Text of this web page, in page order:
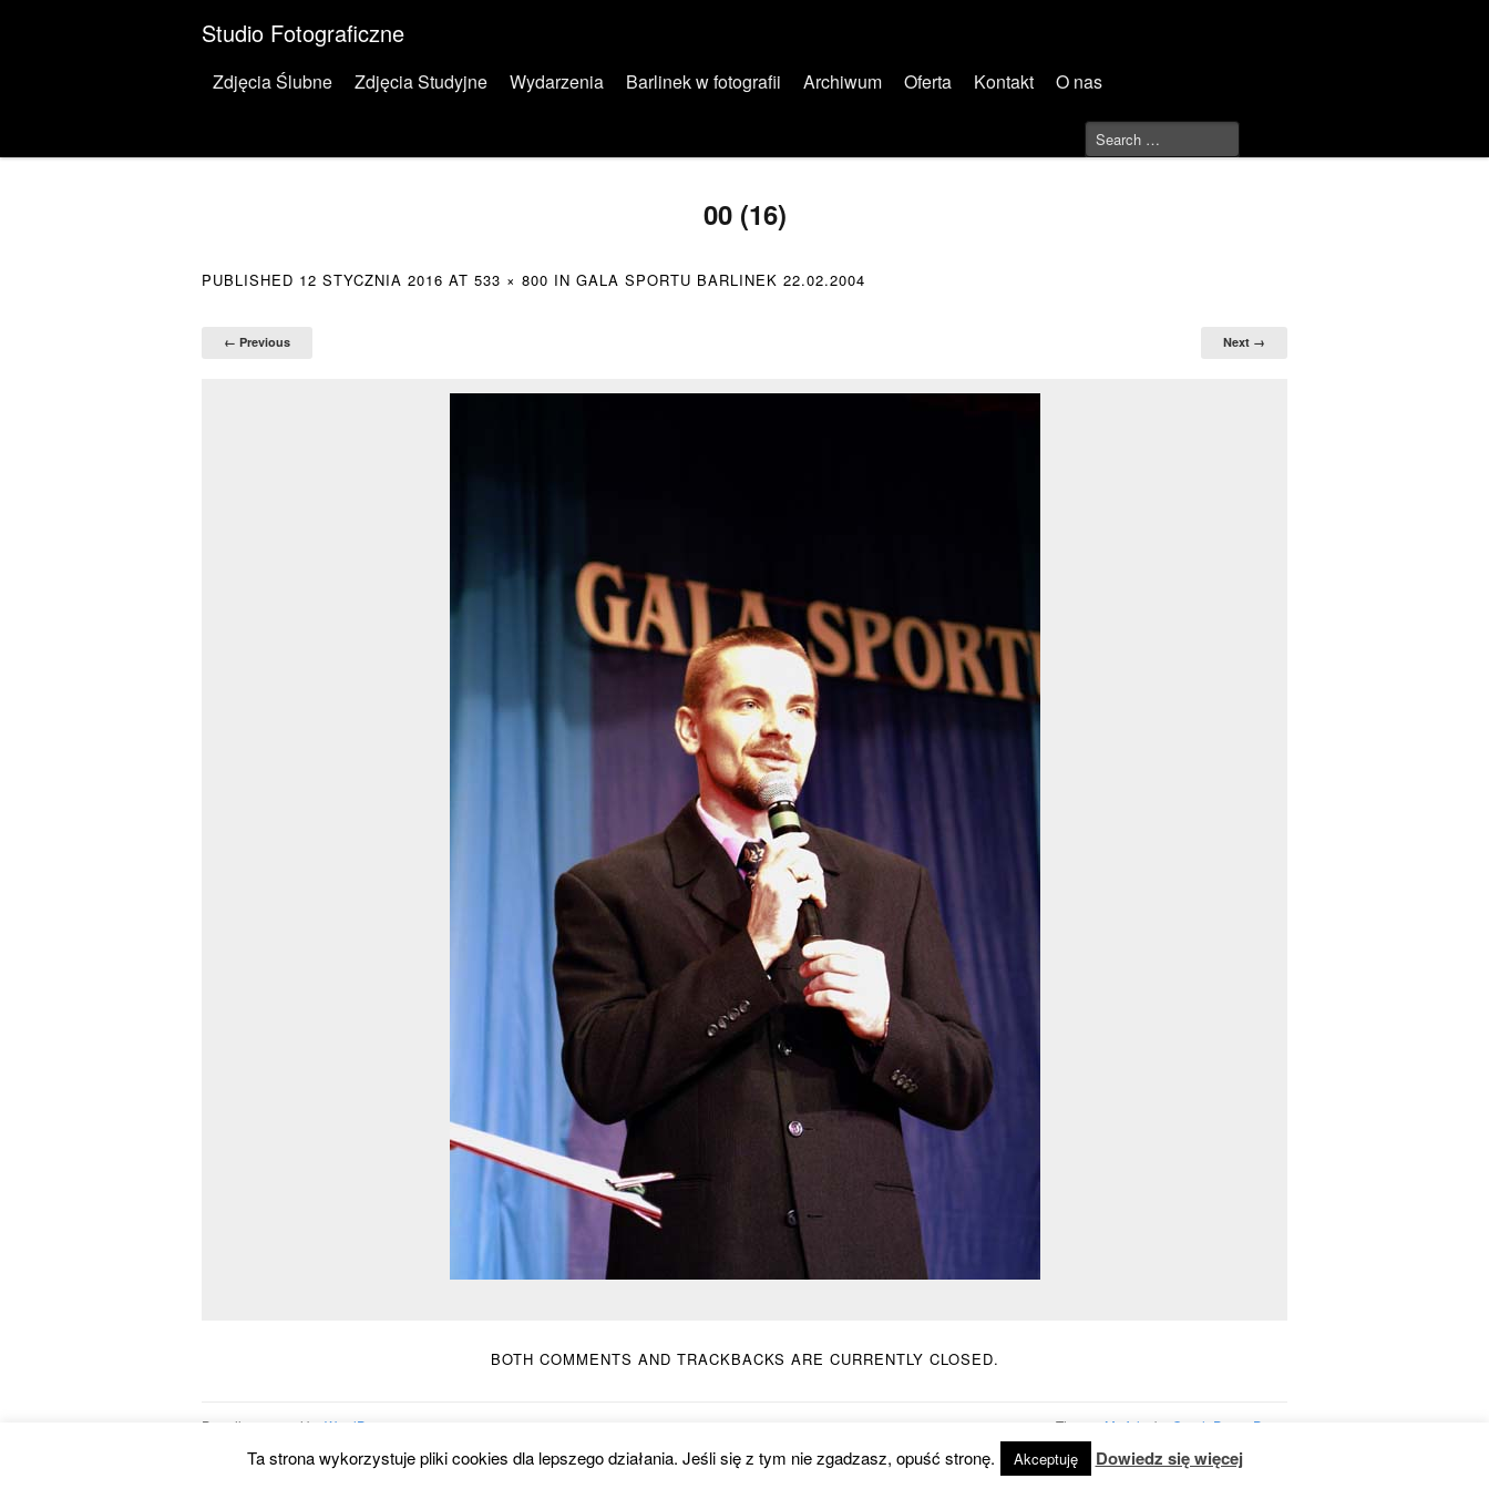
Studio Fotograficzne
Menu
Skip to content
Zdjęcia Ślubne Zdjęcia Studyjne Wydarzenia Barlinek w fotografii Archiwum Oferta Kontakt O nas
00 (16)
PUBLISHED 12 STYCZNIA 2016 AT 533 × 800 IN GALA SPORTU BARLINEK 22.02.2004
← Previous Next →
BOTH COMMENTS AND TRACKBACKS ARE CURRENTLY CLOSED.
Proudly powered by WordPress Theme: Mixfolio by Graph Paper Press
Ta strona wykorzystuje pliki cookies dla lepszego działania. Jeśli się z tym nie zgadzasz, opuść stronę. Akceptuję Dowiedz się więcej